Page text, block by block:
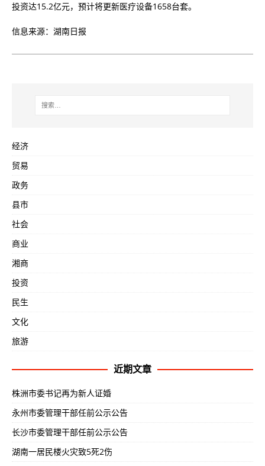
投资达15.2亿元，预计将更新医疗设备1658台套。
信息来源：湖南日报
经济
贸易
政务
县市
社会
商业
湘商
投资
民生
文化
旅游
近期文章
株洲市委书记再为新人证婚
永州市委管理干部任前公示公告
长沙市委管理干部任前公示公告
湖南一居民楼火灾致5死2伤